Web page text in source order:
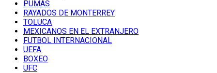
PUMAS
RAYADOS DE MONTERREY
TOLUCA
MEXICANOS EN EL EXTRANJERO
FUTBOL INTERNACIONAL
UEFA
BOXEO
UFC